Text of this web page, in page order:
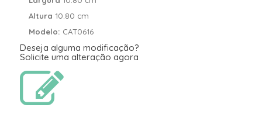
Altura 10.80 cm
Modelo: CAT0616
Deseja alguma modificação?
Solicite uma alteração agora